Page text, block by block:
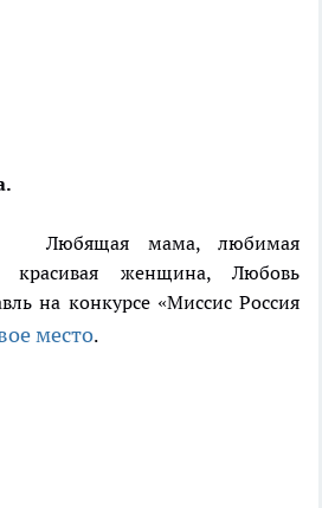
Любящая мама, любимая
женщина, Любовь
на конкурсе «Миссис Россия
место.